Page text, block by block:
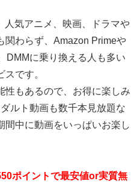
人気アニメ、映画、ドラマや
関わらず、Amazon Primeや
DMMに乗り換える人も多い
スです。
性もあるので、お得に楽しみ
ルト動画も数千本見放題な
間中に動画をいっぱいお楽し
ポイントで最安値or実質無